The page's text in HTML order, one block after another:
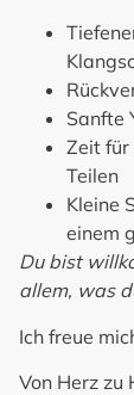
Sanfte
Zeit für
Teilen
Kleine
einem
Du bist
allem, was
Ich freue
Von Herz zu